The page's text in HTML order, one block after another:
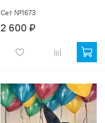
Сет №1673
2 600 ₽